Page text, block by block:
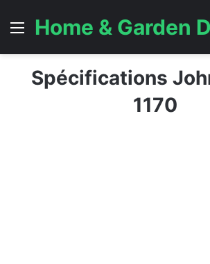
Menu
Home & Garden
Spécifications
1170